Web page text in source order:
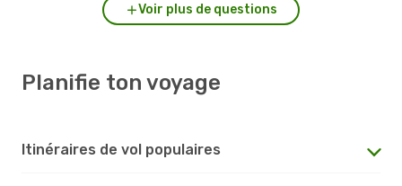
Voir plus de questions
Planifie ton voyage
Itinéraires de vol populaires